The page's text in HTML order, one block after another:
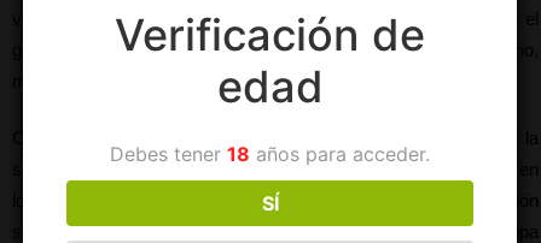
vino, esta diferencia de tensión superficial está provocada por el
grado alcohólico. Cuanto mayor sea el grado alcohólico del vino,
menor será su tensión superficial.
Cuando el vino se agita en una copa, el alcohol se evapora de la
superficie, lo que hace que el vino se concentre más en alcohol en
los bordes de la copa. Esto crea una diferencia en la tensión
superficial, lo que hace que el vino fluya por el interior de la copa
Verificación de
edad
Debes tener18 años para acceder.
SÍ